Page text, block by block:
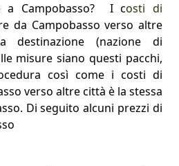
a Campobasso? I costi di
da Campobasso verso altre
destinazione (nazione di
misure siano questi pacchi,
così come i costi di
verso altre città è la stessa
Di seguito alcuni prezzi di